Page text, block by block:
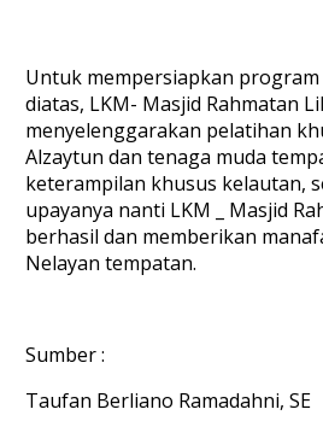
Untuk mempersiapkan
diatas, LKM- Masjid Rahmatan
menyelenggarakan pelatihan
Alzaytun dan tenaga muda
keterampilan khusus kelautan,
upayanya nanti LKM _ Masjid
berhasil dan memberikan
Nelayan tempatan.
Sumber :
Taufan Berliano Ramadahni, SE